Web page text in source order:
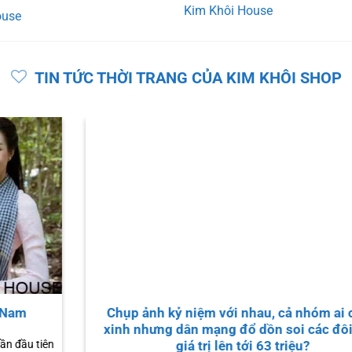
Kim Khôi House
TIN TỨC THỜI TRANG CỦA KIM KHÔI SHOP
100 bộ áo bà ba đẹp được nữ diễn viên mua cho
phim mới